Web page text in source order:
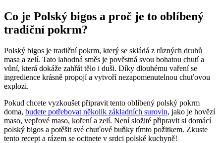
Co je Polský bigos a proč je to oblíbený
tradiční pokrm?
Polský bigos je tradiční pokrm, který se skládá z různých druhů
masa a zelí. Tato lahodná směs je pověstná svou bohatou chutí a
vůní, která dokáže zahřát tělo i duši. Díky dlouhému vaření se
ingredience krásně propojí a vytvoří nezapomenutelnou chuťovou
explozi.
Pokud chcete vyzkoušet připravit tento oblíbený polský pokrm
doma, budete potřebovat několik základních surovin, jako je hovězí
maso, vepřové maso, koření a zelí. Není složité připravit si domácí
polský bigos a potěšit své chuťové buňky tímto požitkem. Zkuste
tento recept a rázem se ocitnete v srdci polské kuchyně!